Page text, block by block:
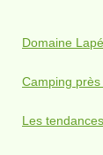
Domaine
Camping
Les